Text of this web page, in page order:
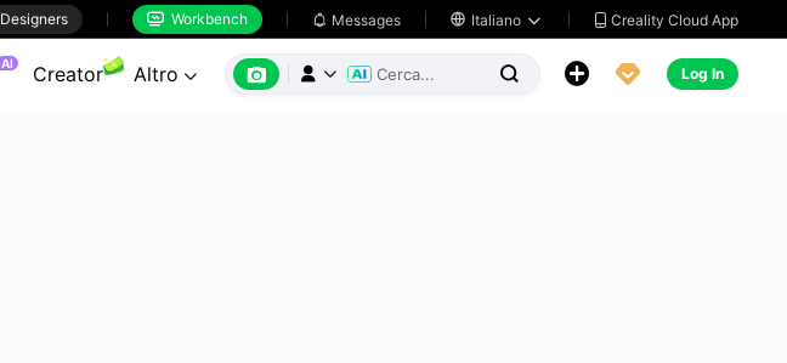
Designers  Workbench  Messages  Italiano   Creality Cloud App
AI Creator Altro        Log In